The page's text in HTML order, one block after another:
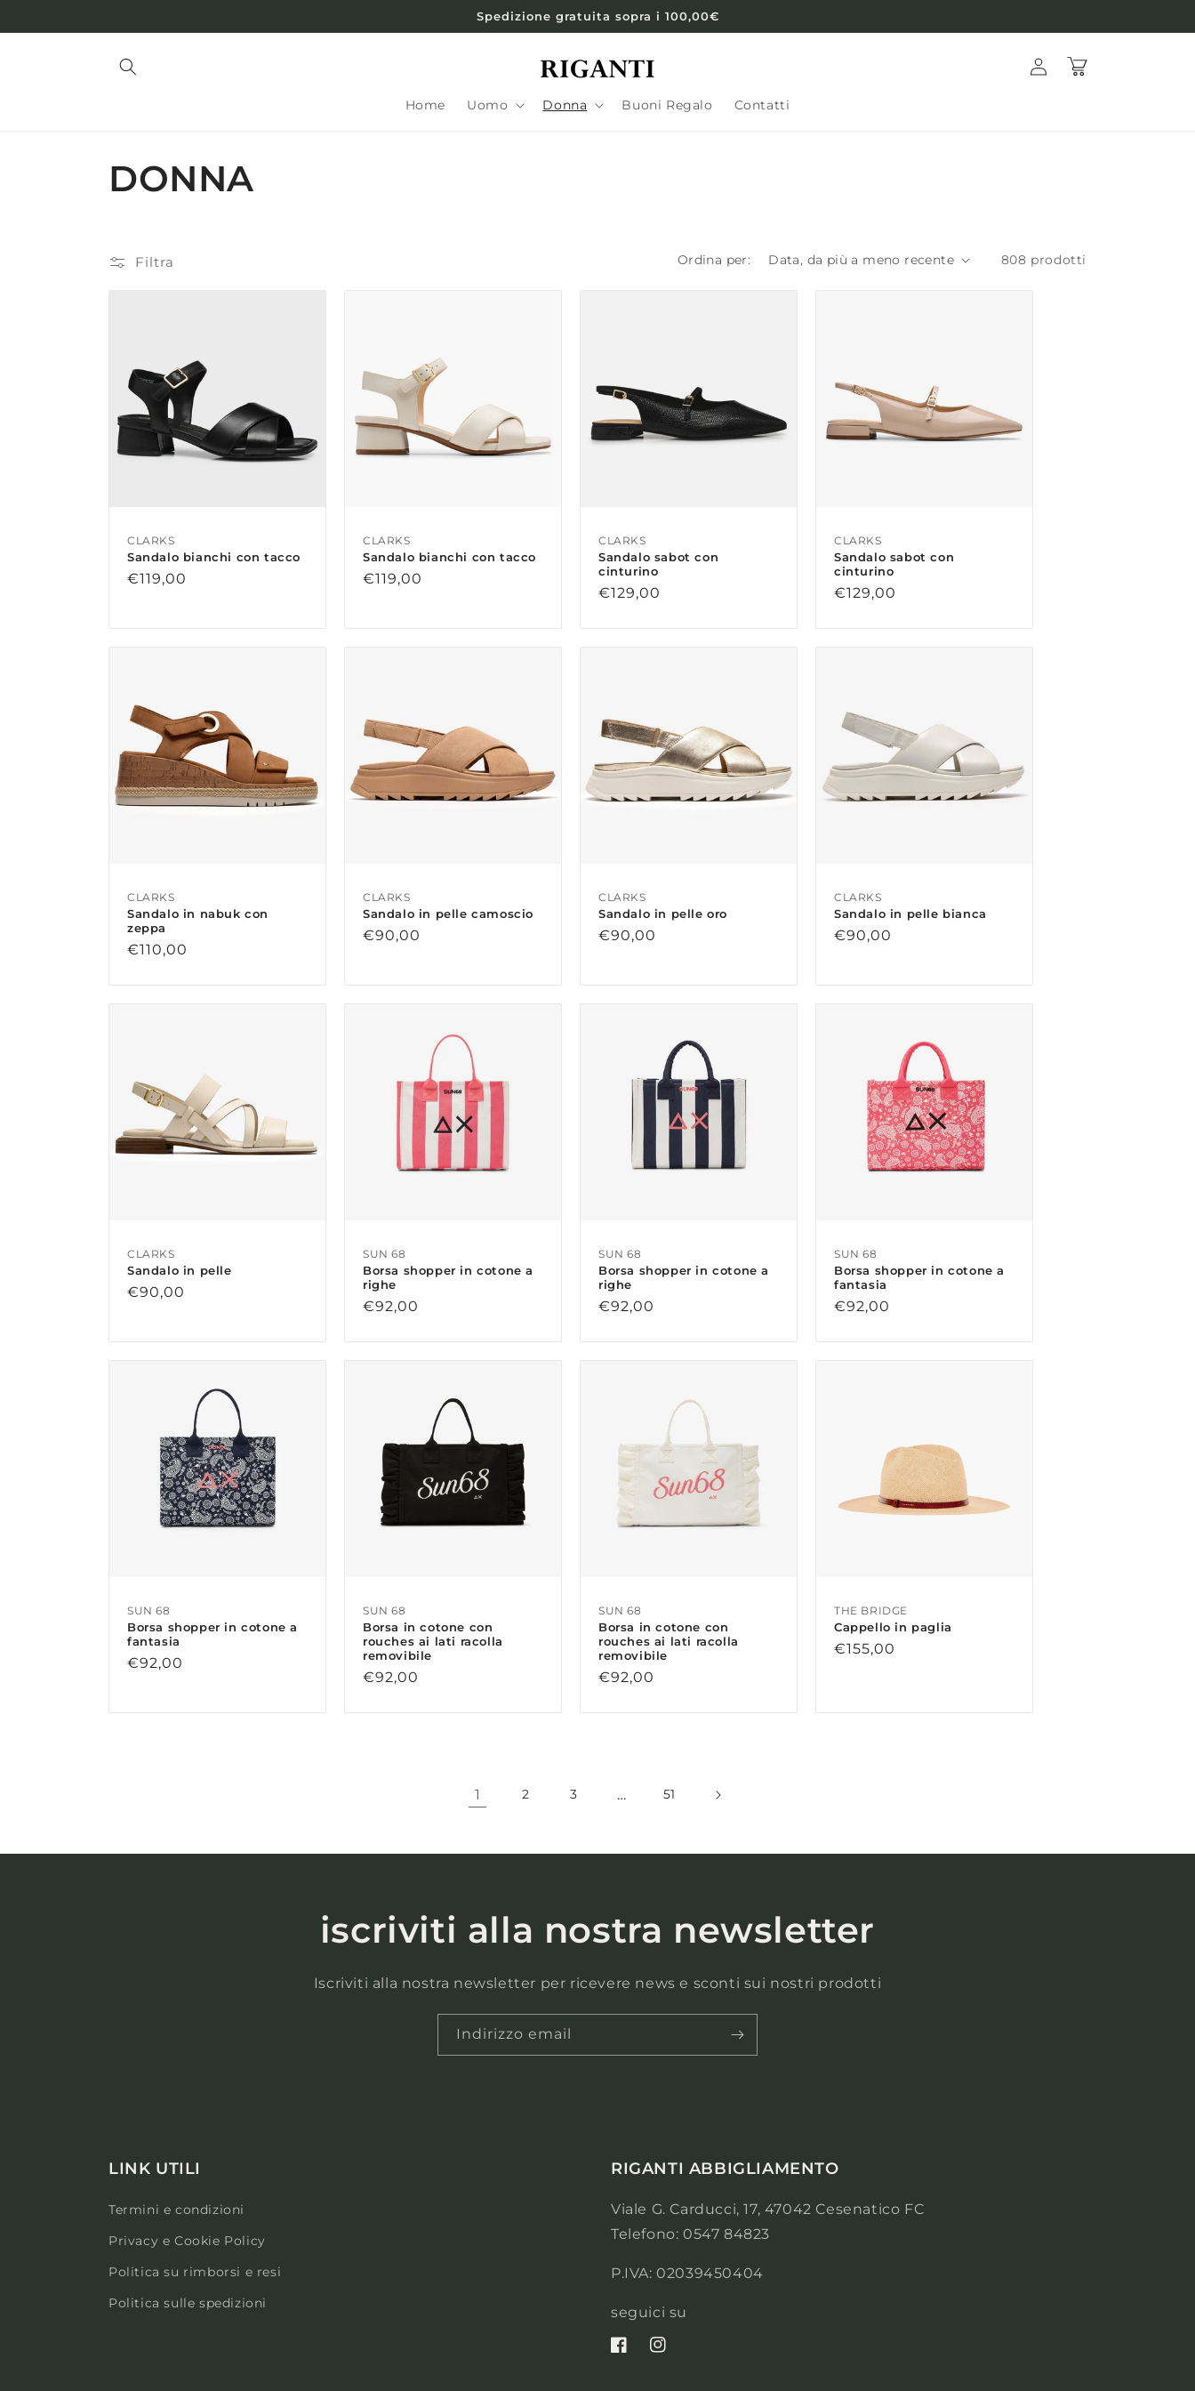
ai contenuti
Spedizione gratuita sopra i 100,00€
Home Uomo Donna Buoni Regalo Contatti
Accedi Carrello
DONNA
Filtra Ordina per: 808 prodotti
CLARKS
Sandalo bianchi con tacco
Prezzo
€119,00
CLARKS
Sandalo bianchi con tacco
Prezzo
€119,00
CLARKS
Sandalo sabot con
cinturino
Prezzo
€129,00
CLARKS
Sandalo sabot con
cinturino
Prezzo
€129,00
CLARKS
Sandalo in nabuk con
zeppa
Prezzo
€110,00
CLARKS
Sandalo in pelle camoscio
Prezzo
€90,00
CLARKS
Sandalo in pelle oro
Prezzo
€90,00
CLARKS
Sandalo in pelle bianca
Prezzo
€90,00
CLARKS
Sandalo in pelle
Prezzo
€90,00
SUN 68
Borsa shopper in cotone a
righe
Prezzo
€92,00
SUN 68
Borsa shopper in cotone a
righe
Prezzo
€92,00
SUN 68
Borsa shopper in cotone a
fantasia
Prezzo
€92,00
SUN 68
Borsa shopper in cotone a
fantasia
Prezzo
€92,00
SUN 68
Borsa in cotone con
rouches ai lati racolla
removibile
Prezzo
€92,00
SUN 68
Borsa in cotone con
rouches ai lati racolla
removibile
Prezzo
€92,00
THE BRIDGE
Cappello in paglia
Prezzo
€155,00
1 2 3 … 51
iscriviti alla nostra newsletter
Iscriviti alla nostra newsletter per ricevere news e sconti sui nostri prodotti
Indirizzo email
LINK UTILI
Termini e condizioni
Privacy e Cookie Policy
Politica su rimborsi e resi
Politica sulle spedizioni
RIGANTI ABBIGLIAMENTO
Viale G. Carducci, 17, 47042 Cesenatico FC
Telefono: 0547 84823
P.IVA: 02039450404
seguici su
FacebookInstagram